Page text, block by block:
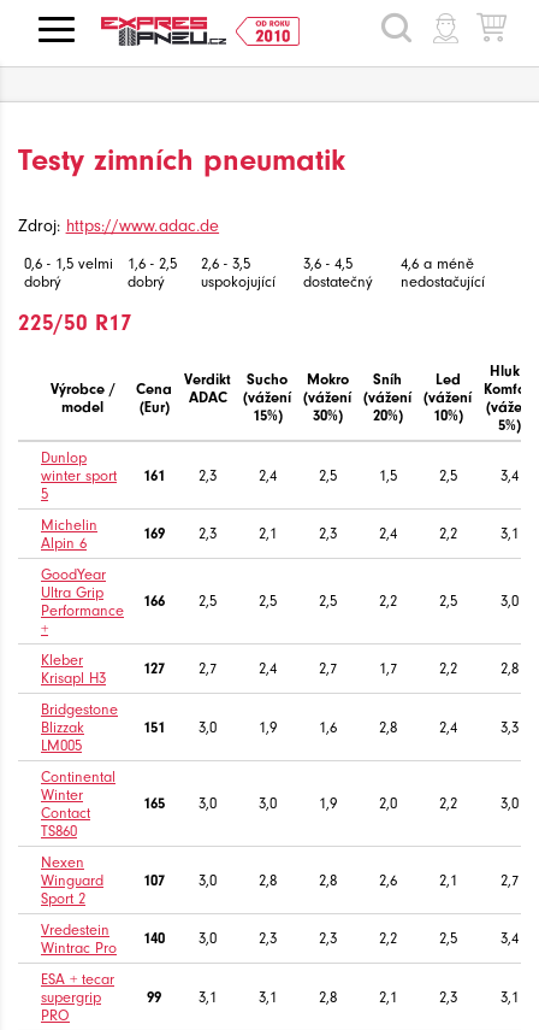
HLEDAT
Testy zimních pneumatik
Zdroj: https://www.adac.de
0,6 - 1,5 velmi
dobrý
1,6 - 2,5
dobrý
2,6 - 3,5
uspokojující
3,6 - 4,5
dostatečný
4,6 a méně
nedostačující
225/50 R17
Výrobce /
model
Cena
(Eur)
Verdikt
ADAC
Sucho
(vážení
15%)
Mokro
(vážení
30%)
Sníh
(vážení
20%)
Led
(vážení
10%)
Hluk /
Komfort
(vážení
5%)
Dunlop
winter sport
5
161 2,3 2,4 2,5 1,5 2,5 3,4
Michelin
Alpin 6
169 2,3 2,1 2,3 2,4 2,2 3,1
GoodYear
Ultra Grip
Performance
+
166 2,5 2,5 2,5 2,2 2,5 3,0
Kleber
Krisapl H3
127 2,7 2,4 2,7 1,7 2,2 2,8
Bridgestone
Blizzak
LM005
151 3,0 1,9 1,6 2,8 2,4 3,3
Continental
Winter
Contact
TS860
165 3,0 3,0 1,9 2,0 2,2 3,0
Nexen
Winguard
Sport 2
107 3,0 2,8 2,8 2,6 2,1 2,7
Vredestein
Wintrac Pro
140 3,0 2,3 2,3 2,2 2,5 3,4
ESA + tecar
supergrip
PRO
99 3,1 3,1 2,8 2,1 2,3 3,1